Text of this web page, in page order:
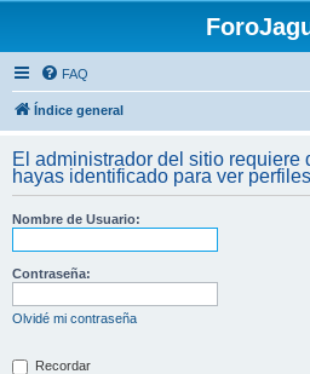
FAQ
Índice general
El administrador del sitio requiere
hayas identificado para ver
Nombre de Usuario:
Contraseña:
Olvidé mi contraseña
Recordar